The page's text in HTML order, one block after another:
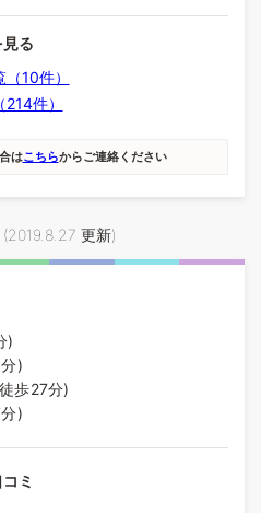
る
10件）
件）
はこちらからご連絡ください
(2019.8.27 更新)
)
)
歩27分)
)
ミ